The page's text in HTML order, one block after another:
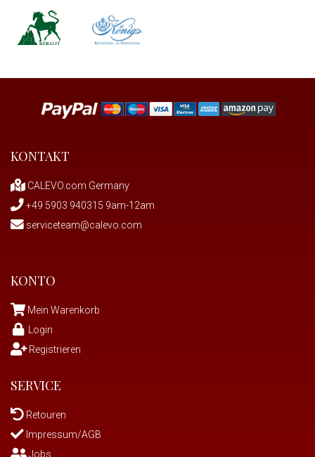
KONTAKT
CALEVO.com Germany
+49 5903 940315 9am-12am
serviceteam@calevo.com
KONTO
Mein Warenkorb
Login
Registrieren
SERVICE
Retouren
Impressum/AGB
Jobs